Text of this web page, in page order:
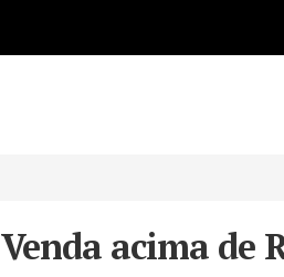
acima de